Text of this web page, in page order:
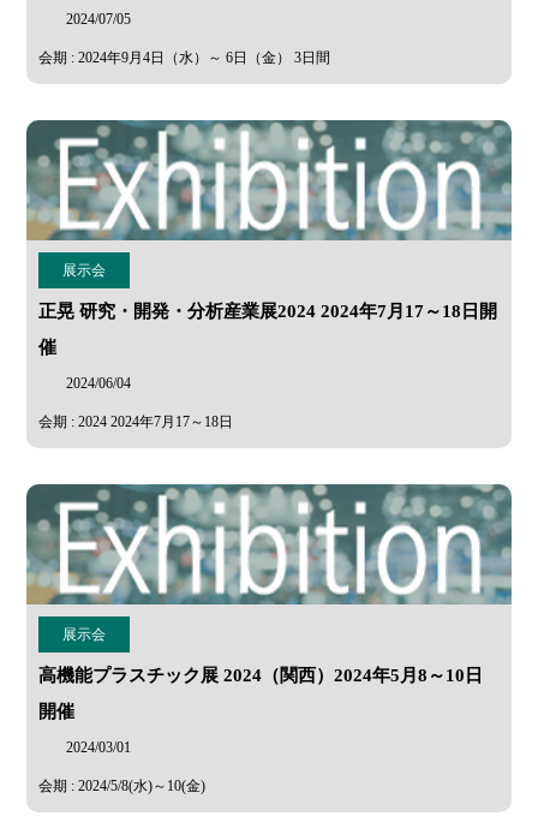
2024/07/05
会期 : 2024年9月4日（水）～ 6日（金） 3日間
展示会
正晃 研究・開発・分析産業展2024 2024年7月17～18日開
催
2024/06/04
会期 : 2024 2024年7月17～18日
展示会
高機能プラスチック展 2024（関西）2024年5月8～10日
開催
2024/03/01
会期 : 2024/5/8(水)～10(金)